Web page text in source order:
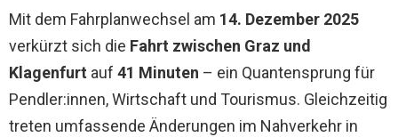
Mit dem Fahrplanwechsel am 14. Dezember 2025
verkürzt sich die Fahrt zwischen Graz und
Klagenfurt auf 41 Minuten – ein Quantensprung für
Pendler:innen, Wirtschaft und Tourismus. Gleichzeitig
treten umfassende Änderungen im Nahverkehr in